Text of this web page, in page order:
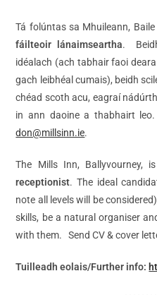
Tá folúntas sa Mhuileann,
fáilteoir lánaimseartha.
idéalach (ach tabhair faoi
gach leibhéal cumais), beidh
chéad scoth acu, eagraí
in ann daoine a thabhairt
don@millsinn.ie.
The Mills Inn,
receptionist. The ideal
note all levels will be
skills, be a natural organiser
with them. Send CV & cover
Tuilleadh eolais/Further info: